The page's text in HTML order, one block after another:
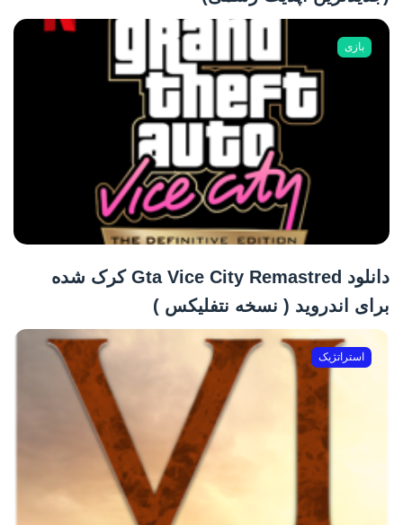
بازی
دانلود Gta Vice City Remastred کرک شده
برای اندروید ( نسخه نتفلیکس )
استراتژیک